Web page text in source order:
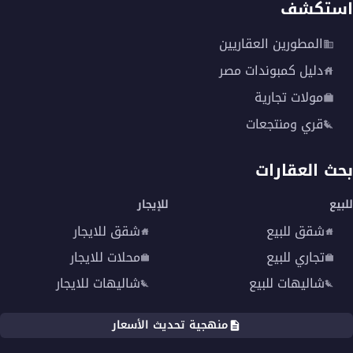
وتقسيط الباقي على 7 سنوات.
سعر الوحدة، يكون التقسيط فيه على 5 سنوات.
من هو المطور العقاري
لكمبوند اتريو زايد؟
استكشف
المطورين العقاريين
دليل كمبوندات مصر
مولات تجارية
قري ومنتجعات
بحث العقارات
للبيع
شقق للبيع
تجاري للبيع
شاليهات للبيع
للإيجار
شقق للايجار
محلات للايجار
شاليهات للايجار
منهجية تحديث الأسعار